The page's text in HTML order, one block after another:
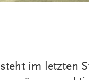
im letzten